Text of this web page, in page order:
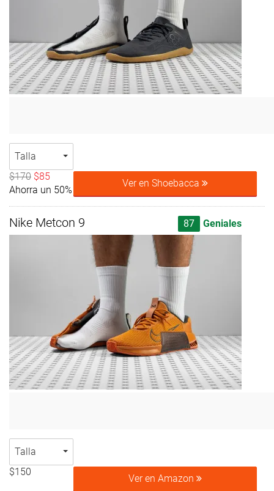
Talla
$170 $85
Ahorra un 50%
Ver en Shoebacca
Nike Metcon 9 87 Geniales
Talla
$150
Ver en Amazon